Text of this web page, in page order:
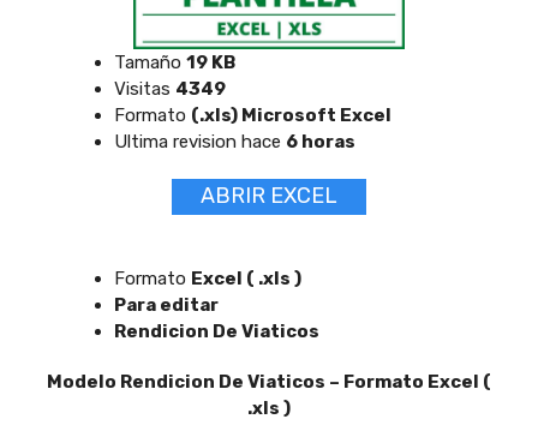
Tamaño 19 KB
Visitas 4349
Formato (.xls) Microsoft Excel
Ultima revision hace 6 horas
ABRIR EXCEL
Formato Excel ( .xls )
Para editar
Rendicion De Viaticos
Modelo Rendicion De Viaticos – Formato Excel (
.xls )